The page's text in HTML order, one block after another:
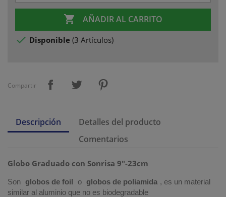
 AÑADIR AL CARRITO
 Disponible (3 Artículos)
Compartir
Descripción
Detalles del producto
Comentarios
Globo Graduado con Sonrisa 9"-23cm
Son globos de foil o globos de poliamida , es un material
similar al aluminio que no es biodegradable